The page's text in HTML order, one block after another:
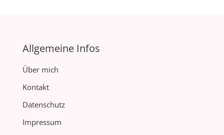
Allgemeine Infos
Über mich
Kontakt
Datenschutz
Impressum